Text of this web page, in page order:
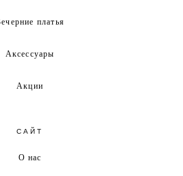
платья
Аксессуары
Акции
САЙТ
О нас